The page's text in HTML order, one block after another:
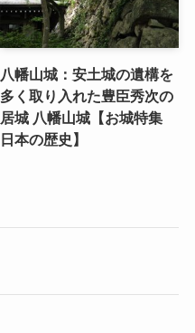
八幡山城：安土城の遺構を
多く取り入れた豊臣秀次の
居城 八幡山城【お城特集
日本の歴史】